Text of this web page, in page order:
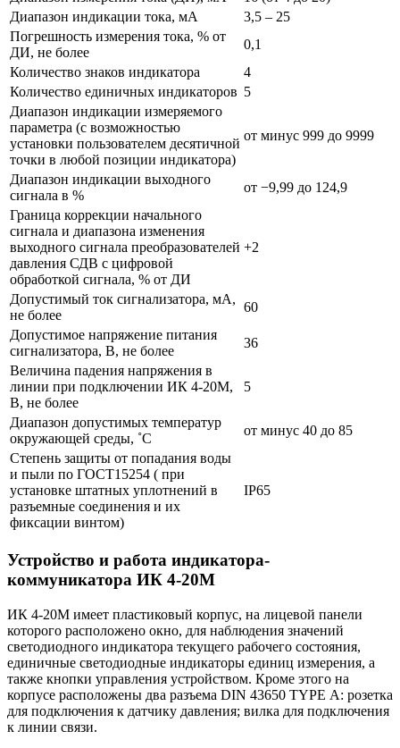
Диапазон индикации тока, мА
3,5 – 25
Погрешность измерения тока, % от
ДИ, не более
0,1
Количество знаков индикатора
4
Количество единичных индикаторов 5
Диапазон индикации измеряемого
параметра (с возможностью
установки пользователем десятичной
точки в любой позиции индикатора)
от минус 999 до 9999
Диапазон индикации выходного
сигнала в %
от −9,99 до 124,9
Граница коррекции начального
сигнала и диапазона изменения
выходного сигнала преобразователей
давления СДВ с цифровой
обработкой сигнала, % от ДИ
+2
Допустимый ток сигнализатора, мА,
не более
60
Допустимое напряжение питания
сигнализатора, В, не более
36
Величина падения напряжения в
линии при подключении ИК 4-20М,
В, не более
5
Диапазон допустимых температур
окружающей среды, ˚С
от минус 40 до 85
Степень защиты от попадания воды
и пыли по ГОСТ15254 ( при
установке штатных уплотнений в
разъемные соединения и их
фиксации винтом)
IP65
Устройство и работа индикатора-
коммуникатора ИК 4-20М
ИК 4-20М имеет пластиковый корпус, на лицевой панели
которого расположено окно, для наблюдения значений
светодиодного индикатора текущего рабочего состояния,
единичные светодиодные индикаторы единиц измерения, а
также кнопки управления устройством. Кроме этого на
корпусе расположены два разъема DIN 43650 TYPE А: розетка
для подключения к датчику давления; вилка для подключения
к линии связи.